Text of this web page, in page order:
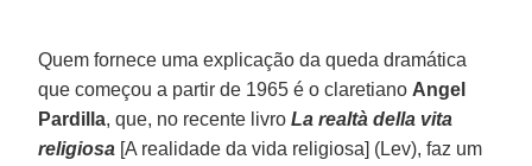
Quem fornece uma explicação da queda dramática
que começou a partir de 1965 é o claretiano Angel
Pardilla, que, no recente livroLa realtà della vita
religiosa [A realidade da vida religiosa] (Lev), faz um